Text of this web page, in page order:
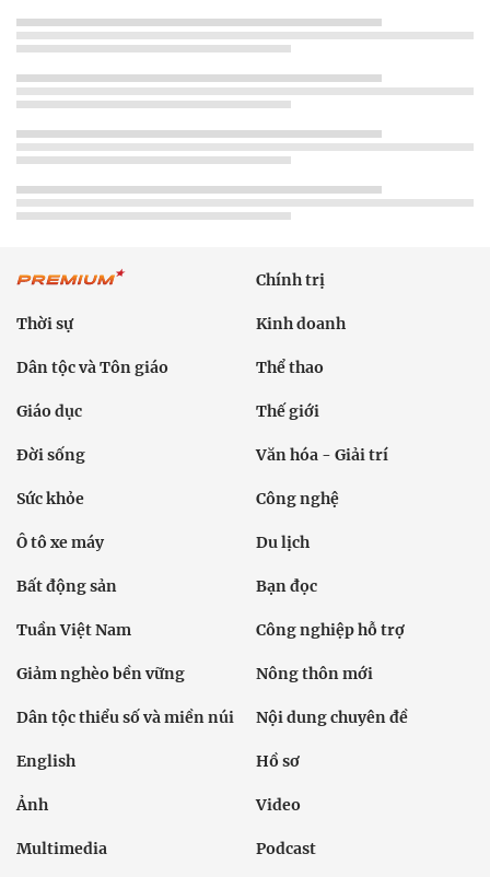
Chính trị
Thời sự Kinh doanh
Dân tộc và Tôn giáo Thể thao
Giáo dục Thế giới
Đời sống Văn hóa - Giải trí
Sức khỏe Công nghệ
Ô tô xe máy Du lịch
Bất động sản Bạn đọc
Tuần Việt Nam Công nghiệp hỗ trợ
Giảm nghèo bền vững Nông thôn mới
Dân tộc thiểu số và miền núi Nội dung chuyên đề
English Hồ sơ
Ảnh Video
Multimedia Podcast